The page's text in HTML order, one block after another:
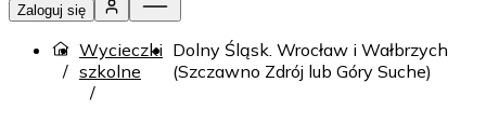
Zaloguj się
Wycieczki
szkolne
Dolny Śląsk. Wrocław i Wałbrzych
(Szczawno Zdrój lub Góry Suche)